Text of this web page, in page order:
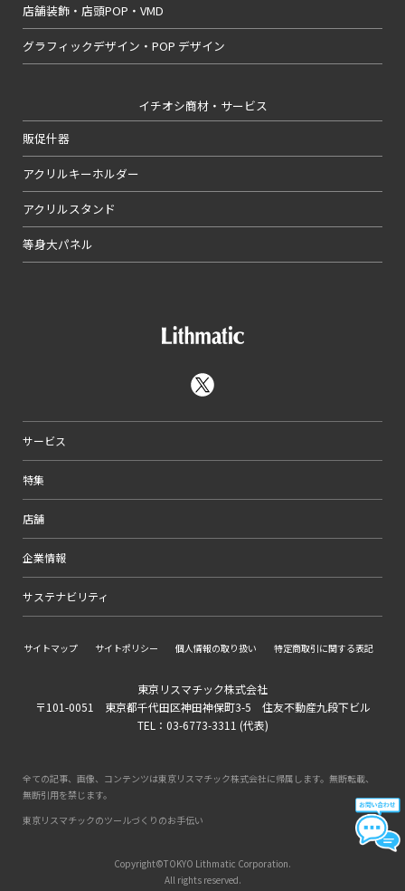
店舗装飾・店頭POP・VMD
グラフィックデザイン・POP デザイン
イチオシ商材・サービス
販促什器
アクリルキーホルダー
アクリルスタンド
等身大パネル
サービス
特集
店舗
企業情報
サステナビリティ
サイトマップ サイトポリシー 個人情報の取り扱い 特定商取引に関する表記
東京リスマチック株式会社
〒101-0051 東京都千代田区神田神保町3-5 住友不動産九段下ビル
TEL：03-6773-3311 (代表)
全ての記事、画像、コンテンツは東京リスマチック株式会社に帰属します。無断転載、
無断引用を禁じます。
東京リスマチックのツールづくりのお手伝い
Copyright©TOKYO Lithmatic Corporation.
All rights reserved.